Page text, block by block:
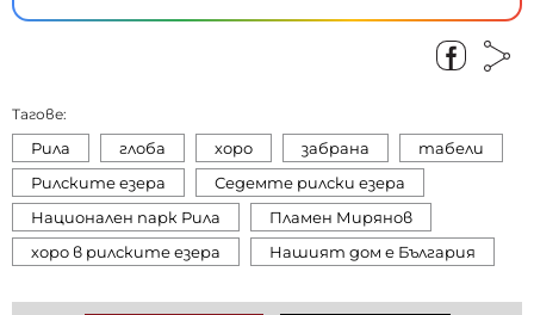
Тагове:
Рила глоба хоро забрана
табели
Рилските езера
Седемте рилски езера
Национален парк Рила
Пламен Мирянов
хоро в рилските езера
Нашият дом е България